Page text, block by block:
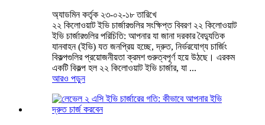
অ্যাডমিন কর্তৃক ২৩-০২-১৮ তারিখে
২২ কিলোওয়াট ইভি চার্জারগুলির সংক্ষিপ্ত বিবরণ ২২ কিলোওয়াট
ইভি চার্জারগুলির পরিচিতি: আপনার যা জানা দরকার বৈদ্যুতিক
যানবাহন (ইভি) যত জনপ্রিয় হচ্ছে, দ্রুত, নির্ভরযোগ্য চার্জিং
বিকল্পগুলির প্রয়োজনীয়তা ক্রমশ গুরুত্বপূর্ণ হয়ে উঠছে। এরকম
একটি বিকল্প হল ২২ কিলোওয়াট ইভি চার্জার, যা ...
আরও পড়ুন